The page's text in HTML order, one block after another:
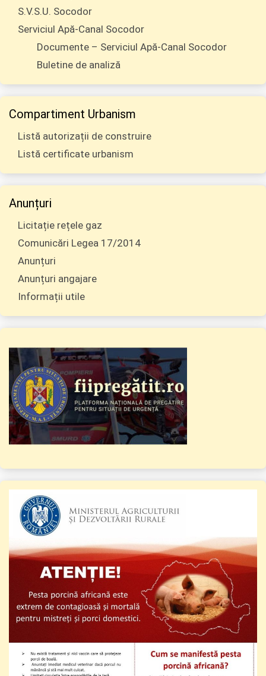
S.V.S.U. Socodor
Serviciul Apă-Canal Socodor
Documente – Serviciul Apă-Canal Socodor
Buletine de analiză
Compartiment Urbanism
Listă autorizații de construire
Listă certificate urbanism
Anunțuri
Licitație rețele gaz
Comunicări Legea 17/2014
Anunțuri
Anunțuri angajare
Informații utile